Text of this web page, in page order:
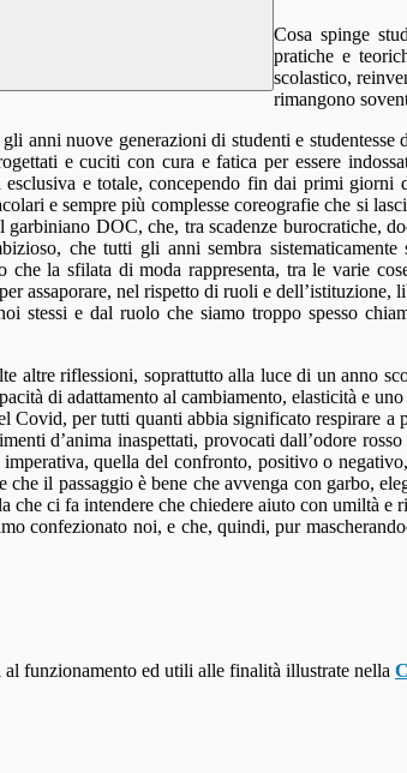
Cosa spinge
pratiche e
scolastico,
rimangono
anni nuove generazioni di studenti e
e cuciti con cura e fatica per essere
e totale, concependo fin dai primi
e sempre più complesse coreografie che si
DOC, che, tra scadenze burocratiche,
che tutti gli anni sembra
la sfilata di moda rappresenta, tra le varie
assaporare, nel rispetto di ruoli e dell’istituzione,
e dal ruolo che siamo troppo spesso
altre riflessioni, soprattutto alla luce di un anno
di adattamento al cambiamento, elasticità e
per tutti quanti abbia significato respirare
d’anima inaspettati, provocati dall’odore
quella del confronto, positivo o
il passaggio è bene che avvenga con garbo,
che ci fa intendere che chiedere aiuto con umiltà
confezionato noi, e che, quindi, pur
funzionamento ed utili alle finalità illustrate nella